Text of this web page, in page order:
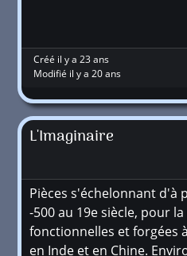
Créé il y a 23 ans
Modifié il y a 20 ans
L'Imaginaire
Pièces s'échelonnant d'à
-500 au 19e siècle, pour
fonctionnelles et forgées
en Inde et en Chine.